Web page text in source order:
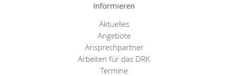
Informieren
Aktuelles
Angebote
Ansprechpartner
Arbeiten für das DRK
Termine